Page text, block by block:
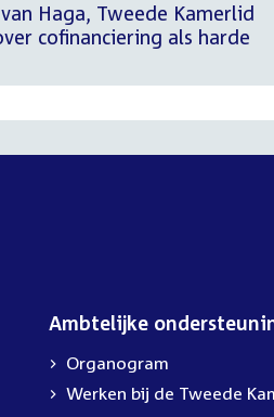
Haga, Tweede Kamerlid
cofinanciering als harde
Ambtelijke
Organogram
Werken bij de Tweede